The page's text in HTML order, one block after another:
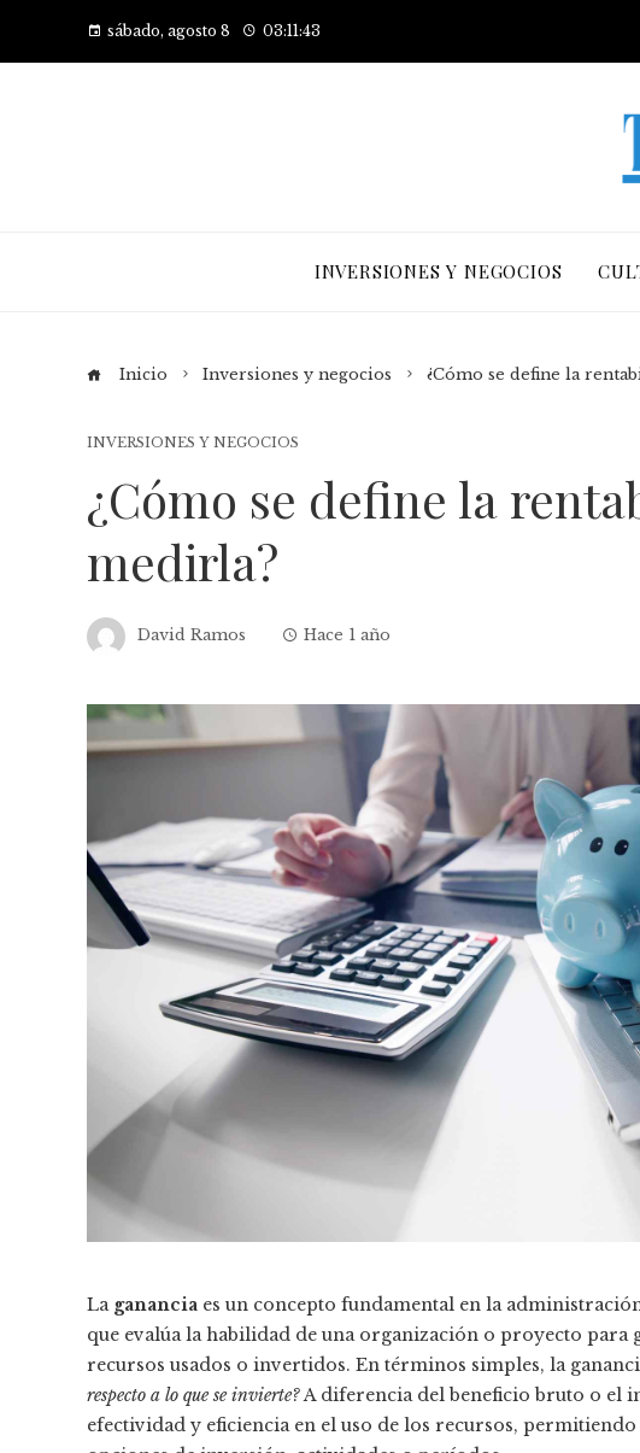
sábado, agosto 8 03:11:44
INVERSIONES Y NEGOCIOS
Inicio Inversiones y negocios ¿Cómo se define la
INVERSIONES Y NEGOCIOS
¿Cómo se define la
medirla?
David Ramos Hace 1 año
La ganancia es un concepto fundamental en la
que evalúa la habilidad de una organización o proyecto para
recursos usados o invertidos. En términos simples, la
respecto a lo que se invierte? A diferencia del beneficio bruto o el
efectividad y eficiencia en el uso de los recursos,